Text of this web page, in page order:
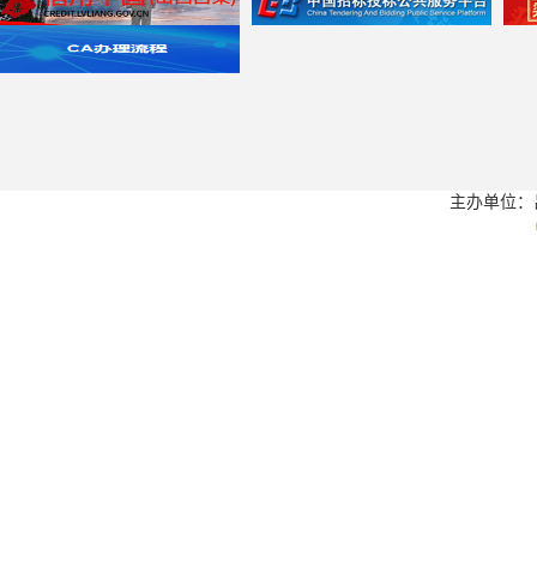
主办单位